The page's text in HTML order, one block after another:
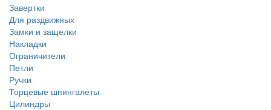
Завертки
Для раздвижных
Замки и защелки
Накладки
Ограничители
Петли
Ручки
Торцевые шпингалеты
Цилиндры